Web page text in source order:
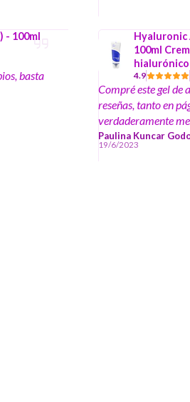
- 100ml
basta
Hyaluronic
100ml
hialurónico
4.9
Compré este gel de
reseñas, tanto en
verdaderamente
piel, wow, con un
que claramente me
Paulina Kuncar
19/6/2023